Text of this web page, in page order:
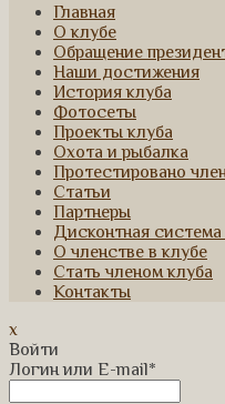
Главная
О клубе
Обращение
Наши достижения
История клуба
Фотосеты
Проекты клуба
Охота и рыбалка
Протестировано
Статьи
Партнеры
Дисконтная
О членстве в клубе
Стать членом клуба
Контакты
x
Войти
Логин или E-mail*